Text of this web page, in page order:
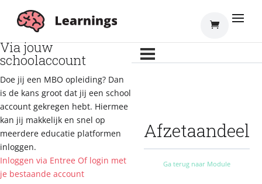
Inloggen
Via jouw
schoolaccount
Doe jij een MBO opleiding? Dan
is de kans groot dat jij een school
account gekregen hebt. Hiermee
kan jij makkelijk en snel op
meerdere educatie platformen
inloggen.
Inloggen via Entree Of login met
je bestaande account
Afzetaandeel
Ga terug naar Module